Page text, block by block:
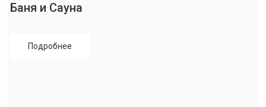
Баня и Сауна
Подробнее